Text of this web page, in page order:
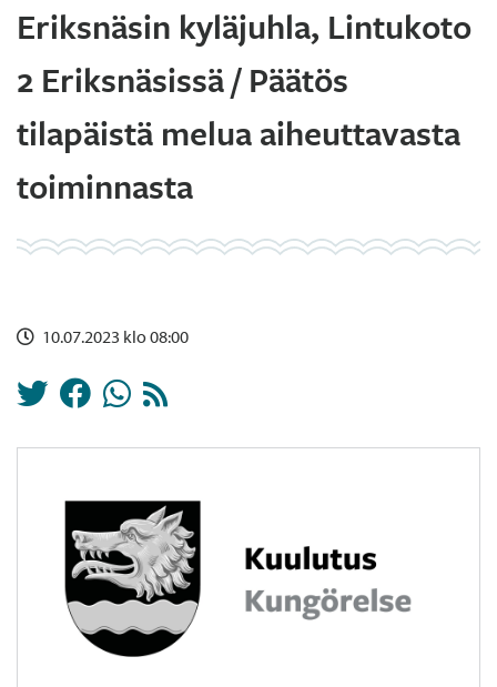
Eriksnäsin kyläjuhla, Lintukoto
2 Eriksnäsissä / Päätös
tilapäistä melua aiheuttavasta
toiminnasta
10.07.2023 klo 08:00